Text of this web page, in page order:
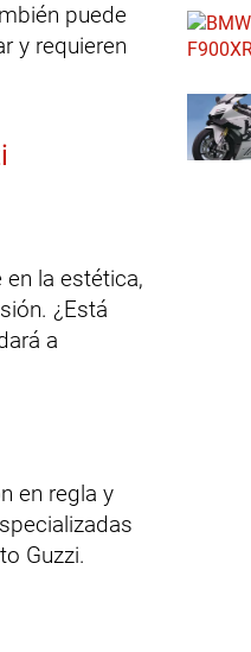
puede
y requieren
la estética,
¿Está
a
en regla y
Guzzi.